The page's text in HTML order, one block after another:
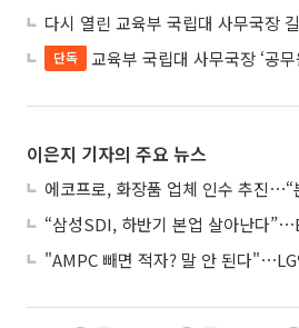
다시 열린 교육부 국립대 사무국장 길
단독 교육부 국립대 사무국장 ‘공무원 배제’ 풀리
이은지 기자의 주요 뉴스